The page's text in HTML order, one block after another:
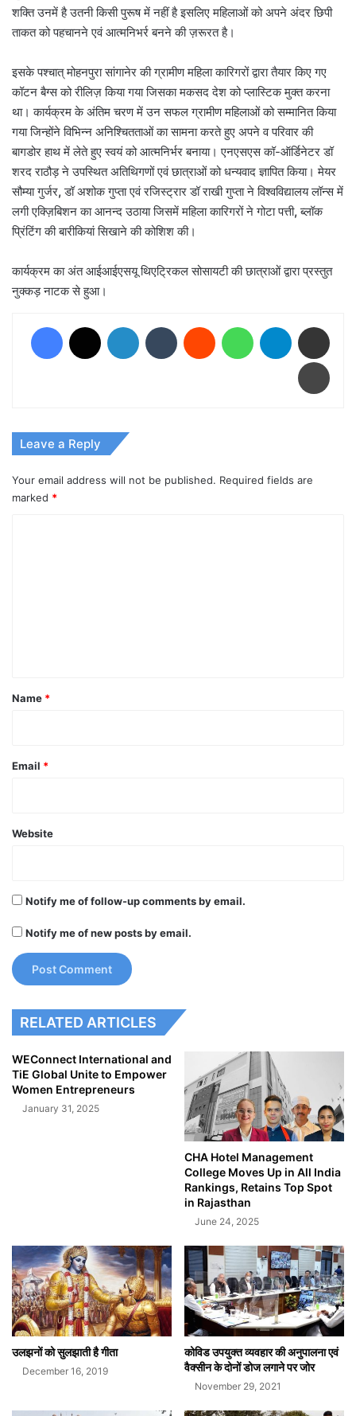
शक्ति उनमें है उतनी किसी पुरूष में नहीं है इसलिए महिलाओं को अपने अंदर छिपी
ताकत को पहचानने एवं आत्मनिभर्र बनने की ज़रूरत है।
इसके पश्चात् मोहनपुरा सांगानेर की ग्रामीण महिला कारिगरों द्वारा तैयार किए गए
कॉटन बैग्स को रीलिज़ किया गया जिसका मकसद देश को प्लास्टिक मुक्त करना
था। कार्यक्रम के अंतिम चरण में उन सफल ग्रामीण महिलाओं को सम्मानित किया
गया जिन्होंने विभिन्न अनिश्चितताओं का सामना करते हुए अपने व परिवार की
बागडोर हाथ में लेते हुए स्वयं को आत्मनिर्भर बनाया। एनएसएस कॉ-ऑर्डिनेटर डॉ
शरद राठौड़ ने उपस्थित अतिथिगणों एवं छात्राओं को धन्यवाद ज्ञापित किया। मेयर
सौम्या गुर्जर,डॉ अशोक गुप्ता एवं रजिस्ट्रार डॉ राखी गुप्ता ने विश्वविद्यालय लॉन्स में
लगी एक्ज़िबिशन का आनन्द उठाया जिसमें महिला कारिगरों ने गोटा पत्ती,ब्लॉक
प्रिंटिंग की बारीकियां सिखाने की कोशिश की।
कार्यक्रम का अंत आईआईएसयू थिएट्रिकल सोसायटी की छात्राओं द्वारा प्रस्तुत
नुक्कड़ नाटक से हुआ।
Facebook LinkedIn Tumblr Reddit WhatsAppTelegram
Leave a Reply
Your email address will not be published. Required fields are
marked *
*
Name *
Email *
Website
Notify me of follow-up comments by email.
Notify me of new posts by email.
RELATED ARTICLES
WEConnect International and
TiE Global Unite to Empower
Women Entrepreneurs
January 31, 2025
CHA Hotel Management
College Moves Up in All India
Rankings, Retains Top Spot
in Rajasthan
June 24, 2025
उलझनों को सुलझाती है गीता
December 16, 2019
कोविड उपयुक्त व्यवहार की अनुपालना एवं
वैक्सीन के दोनों डोज लगाने पर जोर
November 29, 2021